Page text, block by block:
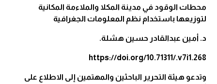
محطات الوقود في مدينة المكلا والملاءمة المكانية
لتوزيعها باستخدام نظم المعلومات الجغرافية
د. أمين عبدالقادر حسين هشلة.
https://doi.org/10.71311/.v7i1.268
وتدعو هيئة التحرير الباحثين والمهتمين إلى الاطلاع على